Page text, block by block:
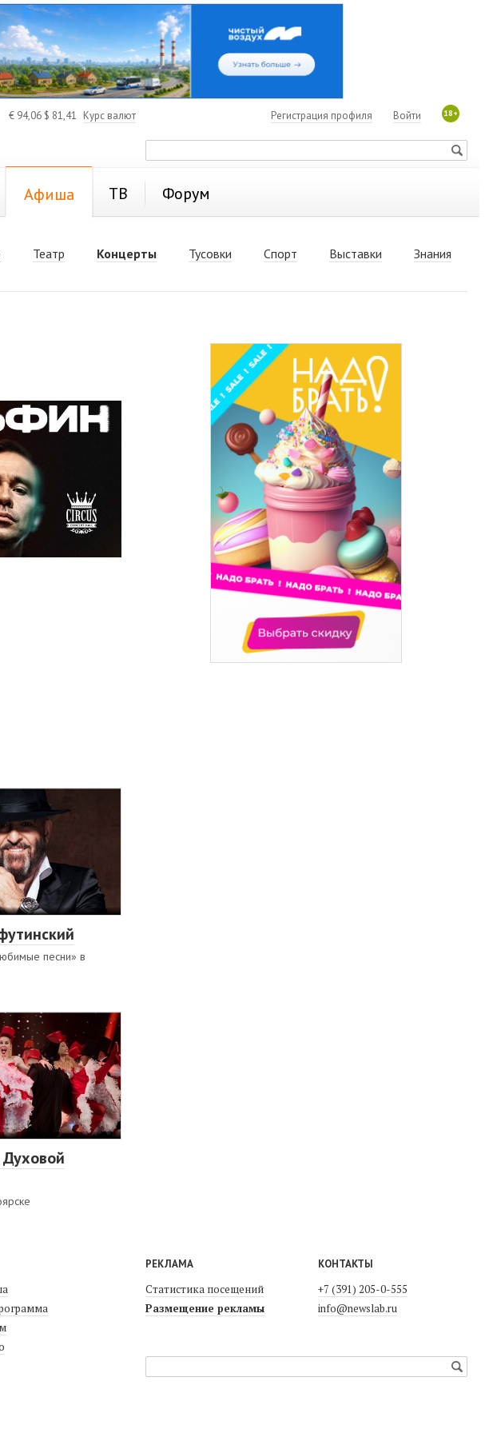
€ 94,06 $ 81,41 Курс валют 18+
Войти
Регистрация профиля
Афиша ТВ Форум
Театр Концерты Тусовки Спорт Выставки Знания
песни» в
РЕКЛАМА
Статистика посещений
Размещение рекламы
КОНТАКТЫ
+7 (391) 205-0-555
info@newslab.ru